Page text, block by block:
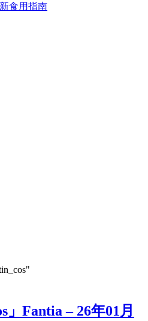
食用指南
」Fantia – 26年01月